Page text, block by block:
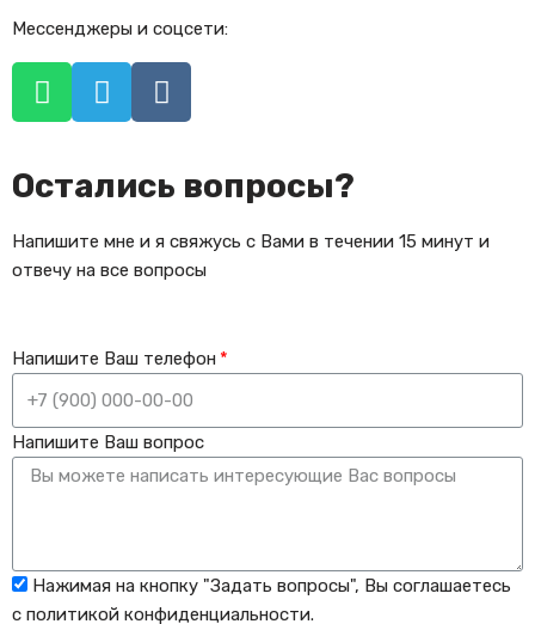
Мессенджеры и соцсети:
Остались вопросы?
Напишите мне и я свяжусь с Вами в течении 15 минут и
отвечу на все вопросы
Напишите Ваш телефон
Напишите Ваш вопрос
Нажимая на кнопку "Задать вопросы", Вы соглашаетесь
с политикой конфиденциальности.